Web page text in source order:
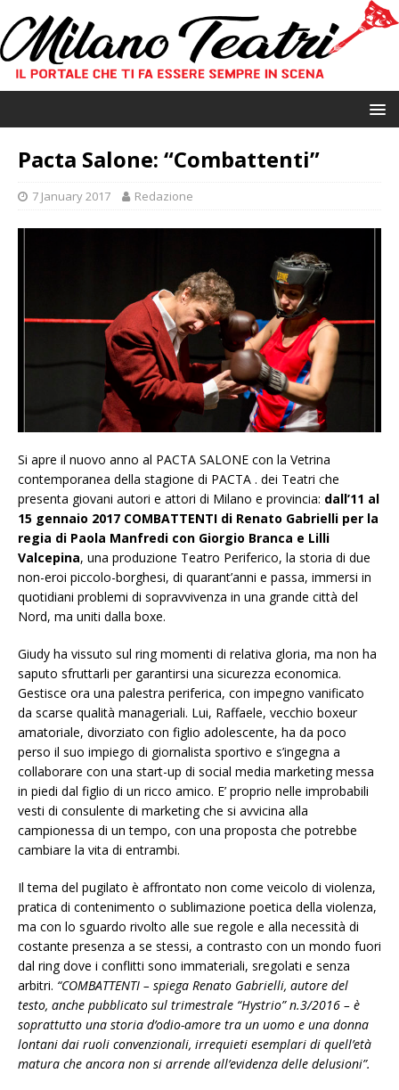
Pacta Salone: “Combattenti”
7 January 2017 Redazione
Si apre il nuovo anno al PACTA SALONE con la Vetrina
contemporanea della stagione di PACTA . dei Teatri che
presenta giovani autori e attori di Milano e provincia: dall’11 al
15 gennaio 2017 COMBATTENTI di Renato Gabrielli per la
regia di Paola Manfredi con Giorgio Branca e Lilli
Valcepina, una produzione Teatro Periferico, la storia di due
non-eroi piccolo-borghesi, di quarant’anni e passa, immersi in
quotidiani problemi di sopravvivenza in una grande città del
Nord, ma uniti dalla boxe.
Giudy ha vissuto sul ring momenti di relativa gloria, ma non ha
saputo sfruttarli per garantirsi una sicurezza economica.
Gestisce ora una palestra periferica, con impegno vanificato
da scarse qualità manageriali. Lui, Raffaele, vecchio boxeur
amatoriale, divorziato con figlio adolescente, ha da poco
perso il suo impiego di giornalista sportivo e s’ingegna a
collaborare con una start-up di social media marketing messa
in piedi dal figlio di un ricco amico. E’ proprio nelle improbabili
vesti di consulente di marketing che si avvicina alla
campionessa di un tempo, con una proposta che potrebbe
cambiare la vita di entrambi.
Il tema del pugilato è affrontato non come veicolo di violenza,
pratica di contenimento o sublimazione poetica della violenza,
ma con lo sguardo rivolto alle sue regole e alla necessità di
costante presenza a se stessi, a contrasto con un mondo fuori
dal ring dove i conflitti sono immateriali, sregolati e senza
arbitri. “COMBATTENTI – spiega Renato Gabrielli, autore del
testo, anche pubblicato sul trimestrale “Hystrio” n.3/2016 – è
soprattutto una storia d’odio-amore tra un uomo e una donna
lontani dai ruoli convenzionali, irrequieti esemplari di quell’età
matura che ancora non si arrende all’evidenza delle delusioni”.